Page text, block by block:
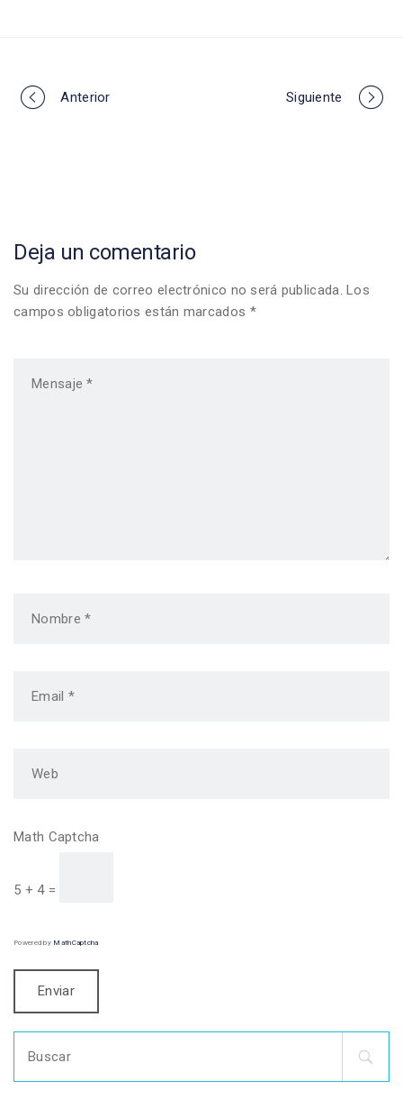
Portfolio
Anterior Siguiente
Deja un comentario
Su dirección de correo electrónico no será publicada. Los
campos obligatorios están marcados *
Math Captcha
5 + 4 =
Powered by MathCaptcha
for: